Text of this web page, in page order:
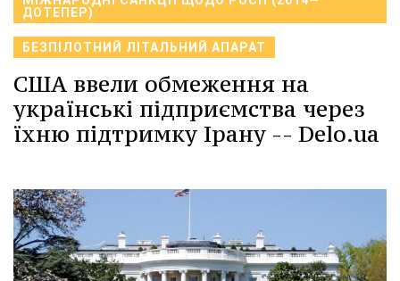
ДОТЕПЕР)
БЕЗПІЛОТНИЙ ЛІТАЛЬНИЙ АПАРАТ
США ввели обмеження на
українські підприємства через
їхню підтримку Ірану -- Delo.ua